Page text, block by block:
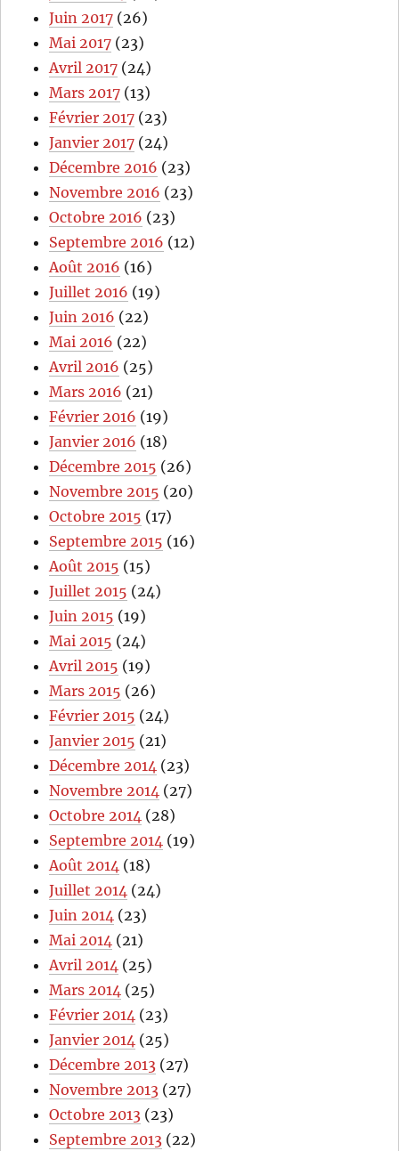
Juin 2017 (26)
Mai 2017 (23)
Avril 2017 (24)
Mars 2017 (13)
Février 2017 (23)
Janvier 2017 (24)
Décembre 2016 (23)
Novembre 2016 (23)
Octobre 2016 (23)
Septembre 2016 (12)
Août 2016 (16)
Juillet 2016 (19)
Juin 2016 (22)
Mai 2016 (22)
Avril 2016 (25)
Mars 2016 (21)
Février 2016 (19)
Janvier 2016 (18)
Décembre 2015 (26)
Novembre 2015 (20)
Octobre 2015 (17)
Septembre 2015 (16)
Août 2015 (15)
Juillet 2015 (24)
Juin 2015 (19)
Mai 2015 (24)
Avril 2015 (19)
Mars 2015 (26)
Février 2015 (24)
Janvier 2015 (21)
Décembre 2014 (23)
Novembre 2014 (27)
Octobre 2014 (28)
Septembre 2014 (19)
Août 2014 (18)
Juillet 2014 (24)
Juin 2014 (23)
Mai 2014 (21)
Avril 2014 (25)
Mars 2014 (25)
Février 2014 (23)
Janvier 2014 (25)
Décembre 2013 (27)
Novembre 2013 (27)
Octobre 2013 (23)
Septembre 2013 (22)